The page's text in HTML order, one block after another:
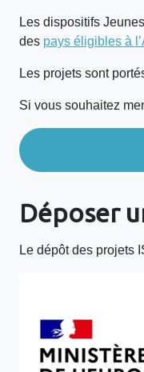
Les dispositifs
des pays éligibles à
Les projets sont
Si vous souhaitez
Déposer
Le dépôt des projets